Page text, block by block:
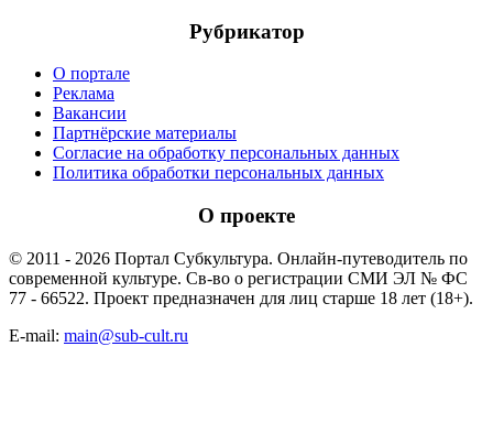
Рубрикатор
О портале
Реклама
Вакансии
Партнёрские материалы
Согласие на обработку персональных данных
Политика обработки персональных данных
О проекте
© 2011 - 2026 Портал Субкультура. Онлайн-путеводитель по
современной культуре. Св-во о регистрации СМИ ЭЛ № ФС
77 - 66522. Проект предназначен для лиц старше 18 лет (18+).
E-mail: main@sub-cult.ru